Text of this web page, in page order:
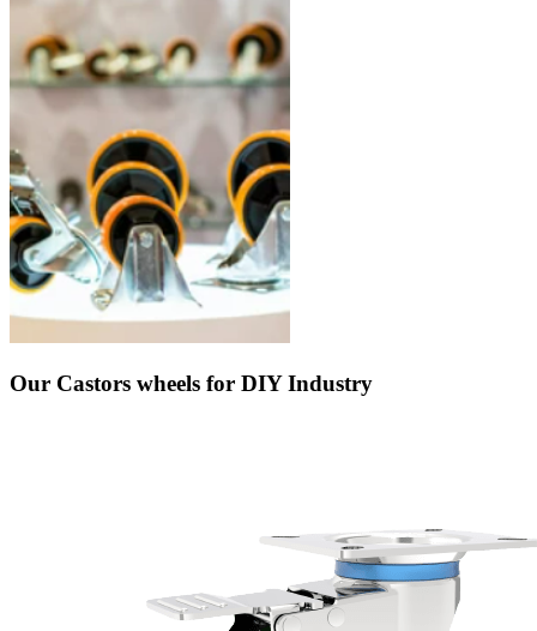
Our Castors wheels for DIY Industry